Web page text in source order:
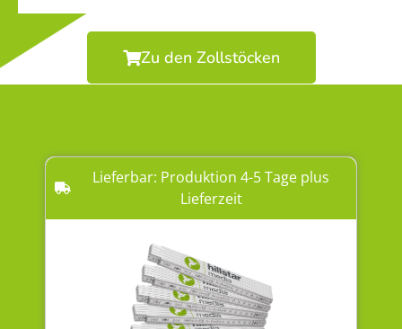
Zu den Zollstöcken
Lieferbar: Produktion 4-5 Tage plus
Lieferzeit